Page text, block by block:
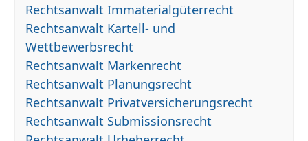
Rechtsanwalt Immaterialgüterrecht
Rechtsanwalt Kartell- und
Wettbewerbsrecht
Rechtsanwalt Markenrecht
Rechtsanwalt Planungsrecht
Rechtsanwalt Privatversicherungsrecht
Rechtsanwalt Submissionsrecht